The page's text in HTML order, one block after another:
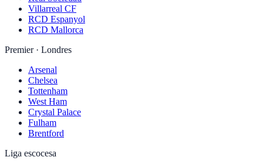
Villarreal CF
RCD Espanyol
RCD Mallorca
Premier · Londres
Arsenal
Chelsea
Tottenham
West Ham
Crystal Palace
Fulham
Brentford
Liga escocesa